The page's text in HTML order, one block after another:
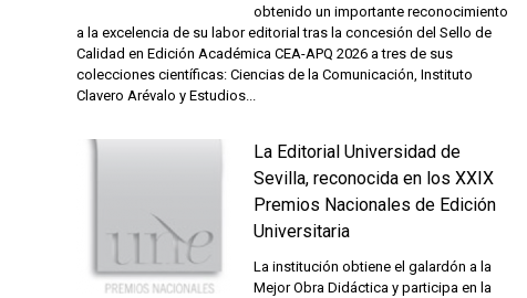
obtenido un importante reconocimiento
a la excelencia de su labor editorial tras la concesión del Sello de
Calidad en Edición Académica CEA-APQ 2026 a tres de sus
colecciones científicas: Ciencias de la Comunicación, Instituto
Clavero Arévalo y Estudios...
La Editorial Universidad de
Sevilla, reconocida en los XXIX
Premios Nacionales de Edición
Universitaria
La institución obtiene el galardón a la
Mejor Obra Didáctica y participa en la